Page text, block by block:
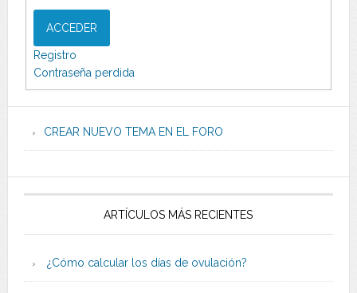
ACCEDER
Registro
Contraseña perdida
CREAR NUEVO TEMA EN EL FORO
ARTÍCULOS MÁS RECIENTES
¿Cómo calcular los días de ovulación?